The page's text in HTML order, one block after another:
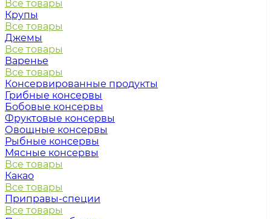
Все товары
Крупы
Все товары
Джемы
Все товары
Варенье
Все товары
Консервированные продукты
Грибные консервы
Бобовые консервы
Фруктовые консервы
Овощные консервы
Рыбные консервы
Мясные консервы
Все товары
Какао
Все товары
Приправы-специи
Все товары